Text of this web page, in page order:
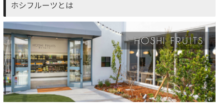
ホシフルーツとは